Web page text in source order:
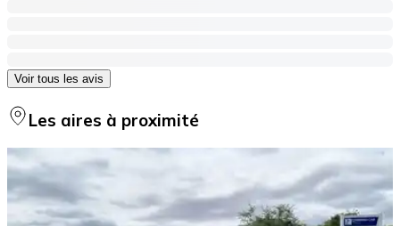
Voir tous les avis
Les aires à proximité